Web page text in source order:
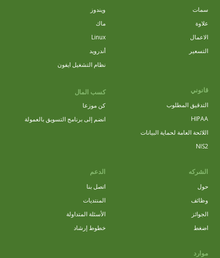
سمات
علاوة
الاعمال
التسعير
ويندوز
ماك
Linux
أندرويد
نظام التشغيل ايفون
قانوني
التدقيق المطلوب
HIPAA
اللائحة العامة لحماية البيانات
NIS2
كسب المال
كن موزعا
انضم إلى برنامج التسويق بالعمولة
الشركه
حول
وظائف
الجوائز
اضغط
الدعم
اتصل بنا
المنتديات
الأسئلة المتداولة
خطوط إرشاد
موارد